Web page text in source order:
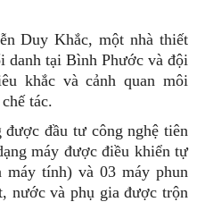
Duy Khắc, một nhà thiết
danh tại Bình Phước và đội
khắc và cảnh quan môi
tác.
đầu tư công nghệ tiên
máy được điều khiển tự
tính) và 03 máy phun
nước và phụ gia được trộn